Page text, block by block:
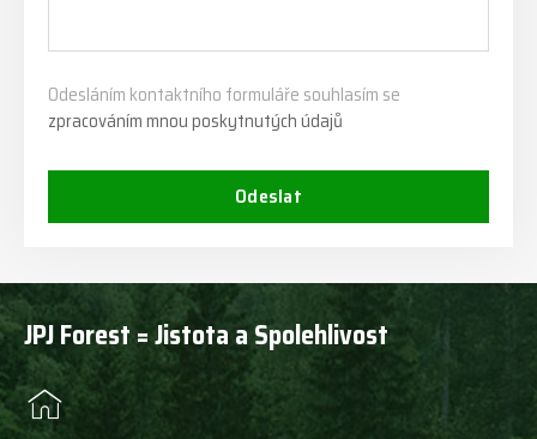
Odesláním kontaktního formuláře souhlasím se
zpracováním mnou poskytnutých údajů
Odeslat
JPJ Forest = Jistota a Spolehlivost